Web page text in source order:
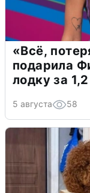
«Всё,
подарила
лодку за
5 августа 58